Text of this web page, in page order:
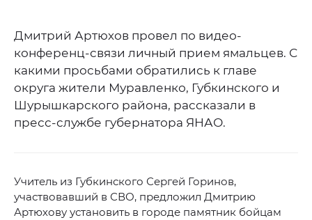
Дмитрий Артюхов провел по видео-
конференц-связи личный прием ямальцев. С
какими просьбами обратились к главе
округа жители Муравленко, Губкинского и
Шурышкарского района, рассказали в
пресс-службе губернатора ЯНАО.
Учитель из Губкинского Сергей Горинов,
участвовавший в СВО, предложил Дмитрию
Артюхову установить в городе памятник бойцам